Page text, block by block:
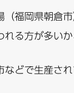
（福岡県朝倉
る方が多いか
などで生産さ